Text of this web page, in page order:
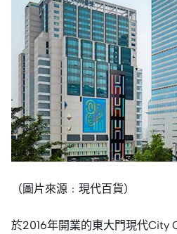
（圖片來源﹕現代百貨）
於2016年開業的東大門現代City